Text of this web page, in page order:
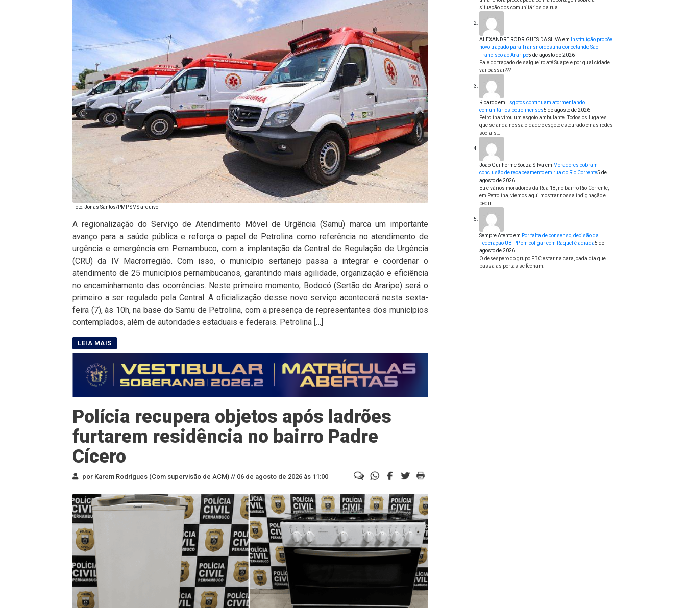
Foto: Jonas Santos/PMP SMS arquivo
A regionalização do Serviço de Atendimento Móvel de Urgência (Samu) marca um importante
avanço para a saúde pública e reforça o papel de Petrolina como referência no atendimento de
urgência e emergência em Pernambuco, com a implantação da Central de Regulação de Urgência
(CRU) da IV Macrorregião. Com isso, o município sertanejo passa a integrar e coordenar o
atendimento de 25 municípios pernambucanos, garantindo mais agilidade, organização e eficiência
no encaminhamento das ocorrências. Neste primeiro momento, Bodocó (Sertão do Araripe) será o
primeiro a ser regulado pela Central. A oficialização desse novo serviço acontecerá nesta sexta-
feira (7), às 10h, na base do Samu de Petrolina, com a presença de representantes dos municípios
contemplados, além de autoridades estaduais e federais. Petrolina […]
Polícia recupera objetos após ladrões
furtarem residência no bairro Padre
Cícero
por Karem Rodrigues (Com supervisão de ACM) // 06 de agosto de 2026 às 11:00
situação dos comunitários da rua…
ALEXANDRE RODRIGUES DA SILVAem
Instituição propõe
novo traçado para Transnordestina conectando São
Francisco ao Araripe5 de agosto de 2026
Fale do traçado de salgueiro até Suape.e por qual cidade
vai passar???
Ricardoem Esgotos continuam atormentando
comunitários petrolinenses5 de agosto de 2026
Petrolina virou um esgoto ambulante. Todos os lugares
que se anda nessa cidade é esgoto estourado e nas redes
sociais…
João Guilherme Souza Silva em Moradores cobram
conclusão de recapeamento em rua do Rio Corrente5 de
agosto de 2026
Eu e vários moradores da Rua 18, no bairro Rio Corrente,
em Petrolina, viemos aqui mostrar nossa indignação e
pedir…
Sempre Atentoem Por falta de consenso, decisão da
Federação UB-PP em coligar com Raquel é adiada5 de
agosto de 2026
O desespero do grupo FBC estar na cara, cada dia que
passa as portas se fecham.